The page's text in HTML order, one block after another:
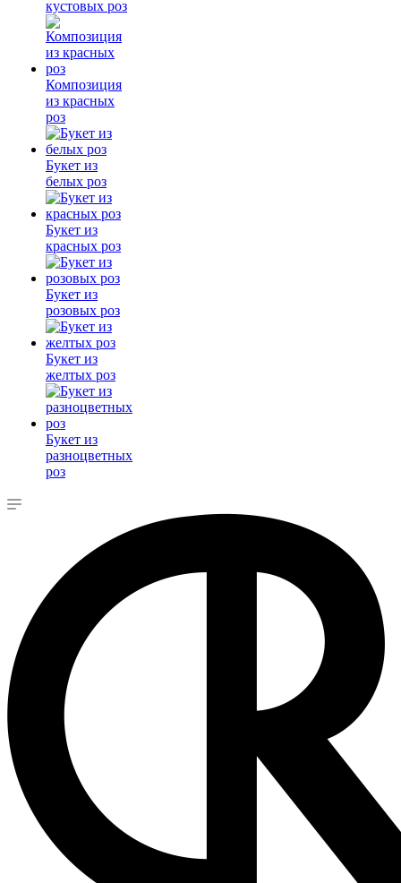
кустовых роз
Композиция
из красных
роз
Букет из
белых роз
Букет из
красных роз
Букет из
розовых роз
Букет из
желтых роз
Букет из
разноцветных
роз